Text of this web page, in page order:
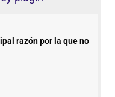
razón por la que no